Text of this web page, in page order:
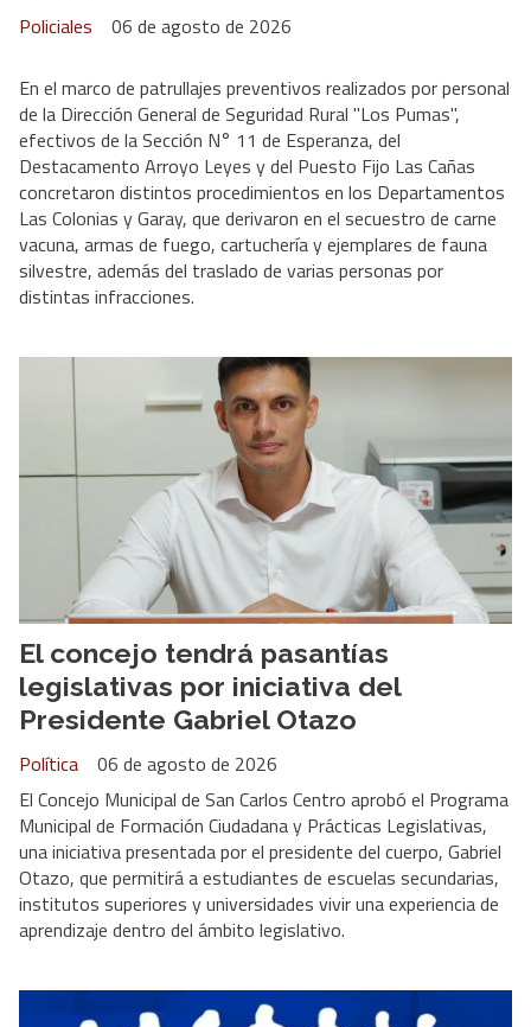
Policiales 06 de agosto de 2026
En el marco de patrullajes preventivos realizados por personal
de la Dirección General de Seguridad Rural "Los Pumas",
efectivos de la Sección N° 11 de Esperanza, del
Destacamento Arroyo Leyes y del Puesto Fijo Las Cañas
concretaron distintos procedimientos en los Departamentos
Las Colonias y Garay, que derivaron en el secuestro de carne
vacuna, armas de fuego, cartuchería y ejemplares de fauna
silvestre, además del traslado de varias personas por
distintas infracciones.
El concejo tendrá pasantías
legislativas por iniciativa del
Presidente Gabriel Otazo
Política
06 de agosto de 2026
El Concejo Municipal de San Carlos Centro aprobó el Programa
Municipal de Formación Ciudadana y Prácticas Legislativas,
una iniciativa presentada por el presidente del cuerpo, Gabriel
Otazo, que permitirá a estudiantes de escuelas secundarias,
institutos superiores y universidades vivir una experiencia de
aprendizaje dentro del ámbito legislativo.